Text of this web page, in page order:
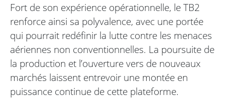
Fort de son expérience opérationnelle, le TB2
renforce ainsi sa polyvalence, avec une portée
qui pourrait redéfinir la lutte contre les menaces
aériennes non conventionnelles. La poursuite de
la production et l’ouverture vers de nouveaux
marchés laissent entrevoir une montée en
puissance continue de cette plateforme.